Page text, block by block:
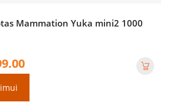
Mammation Yuka mini2 1000